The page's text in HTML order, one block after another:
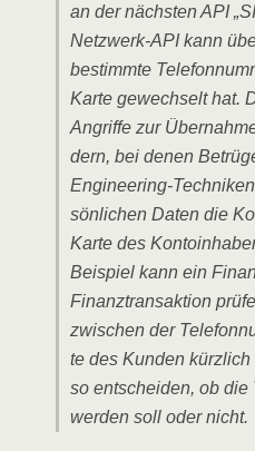
an der nächs­ten API
Netz­werk-API kann
bestimm­te
Kar­te gewech­selt hat.
Angrif­fe zur
dern, bei denen
Engi­nee­ring-
sön­li­chen Daten die
Kar­te des
Bei­spiel kann ein
Finanz­trans­ak­ti­on
zwi­schen der
te des Kun­den
so ent­schei­den, ob die
wer­den soll oder nicht.